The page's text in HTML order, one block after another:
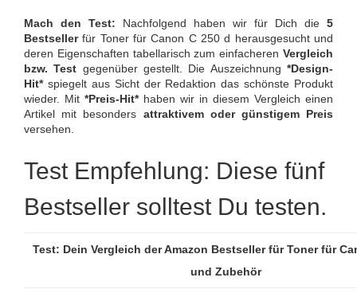
Mach den Test: Nachfolgend haben wir für Dich die 5
Bestsellerfür Toner für Canon C 250 d herausgesucht und
deren Eigenschaften tabellarisch zum einfacheren Vergleich
bzw. Test gegenüber gestellt. Die Auszeichnung*Design-
Hit*spiegelt aus Sicht der Redaktion das schönste Produkt
wieder. Mit *Preis-Hit*haben wir in diesem Vergleich einen
Artikel mit besonders attraktivem oder günstigem Preis
versehen.
Test Empfehlung: Diese fünf
Bestseller solltest Du testen.
Test: Dein Vergleich der Amazon Bestseller für Toner für
und Zubehör